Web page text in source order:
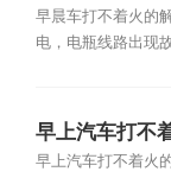
早晨车打不着火的
电，电瓶线路出现
早上汽车打不
早上汽车打不着火